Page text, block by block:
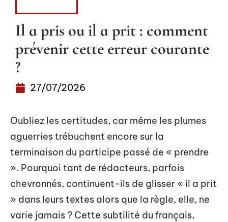
Il a pris ou il a prit : comment
prévenir cette erreur courante
?
27/07/2026
Oubliez les certitudes, car même les plumes
aguerries trébuchent encore sur la
terminaison du participe passé de « prendre
». Pourquoi tant de rédacteurs, parfois
chevronnés, continuent-ils de glisser « il a prit
» dans leurs textes alors que la règle, elle, ne
varie jamais ? Cette subtilité du français,